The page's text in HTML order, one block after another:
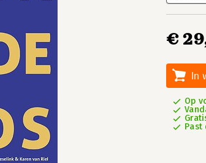
€
In
Op
Past